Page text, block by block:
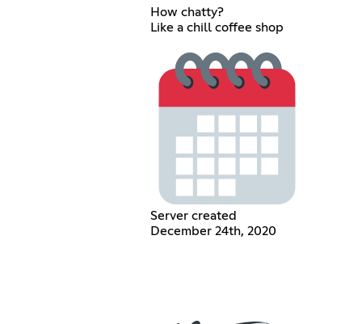
How chatty?
Like a chill coffee shop
Server created
December 24th, 2020